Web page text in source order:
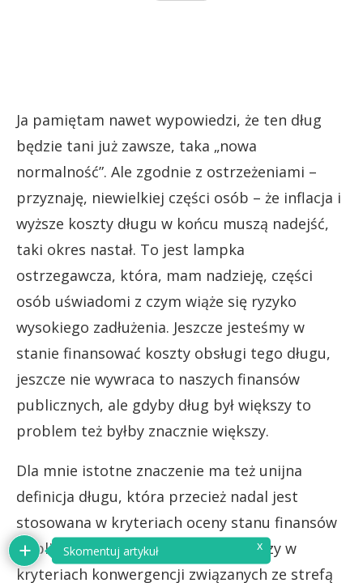
Ja pamiętam nawet wypowiedzi, że ten dług
będzie tani już zawsze, taka „nowa
normalność”. Ale zgodnie z ostrzeżeniami –
przyznaję, niewielkiej części osób – że inflacja i
wyższe koszty długu w końcu muszą nadejść,
taki okres nastał. To jest lampka
ostrzegawcza, która, mam nadzieję, części
osób uświadomi z czym wiąże się ryzyko
wysokiego zadłużenia. Jeszcze jesteśmy w
stanie finansować koszty obsługi tego długu,
jeszcze nie wywraca to naszych finansów
publicznych, ale gdyby dług był większy to
problem też byłby znacznie większy.
Dla mnie istotne znaczenie ma też unijna
definicja długu, która przecież nadal jest
stosowana w kryteriach oceny stanu finansów
publicznych krajów członkowskich czy w
kryteriach konwergencji związanych ze strefą
Skomentuj artykuł x